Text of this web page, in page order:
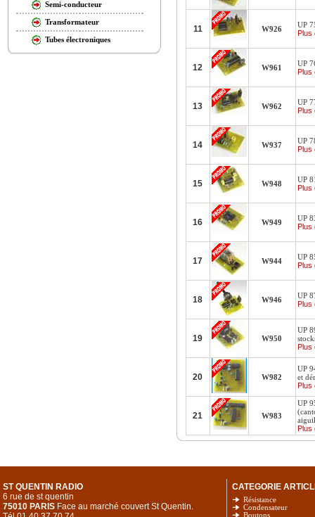
Semi-conducteur
Transformateur
Tubes électroniques
11 W926
UP
Plus
12 W961
UP
Plus
13 W962
UP
Plus
14 W937
UP
Plus
15 W948
UP
Plus
16 W949
UP
Plus
17 W944
UP
Plus
18 W946
UP
Plus
19 W950
UP
Plus
20 W982
UP
et
Plus
21 W983
UP
Plus
ST QUENTIN RADIO
6 rue de st quentin
75010 PARIS Face au marché couvert St Quentin.
CATEGORIE
Résistance
Condensateur
Boutons